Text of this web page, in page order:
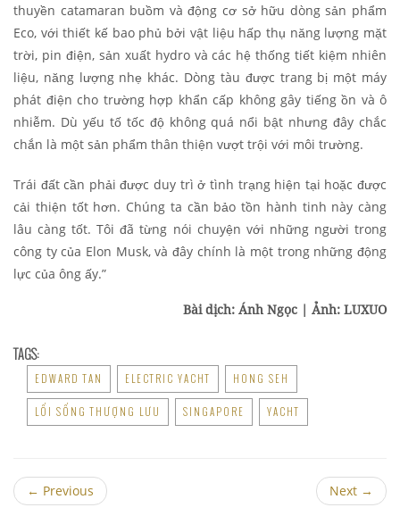
thuyền catamaran buồm và động cơ sở hữu dòng sản phẩm
Eco, với thiết kế bao phủ bởi vật liệu hấp thụ năng lượng mặt
trời, pin điện, sản xuất hydro và các hệ thống tiết kiệm nhiên
liệu, năng lượng nhẹ khác. Dòng tàu được trang bị một máy
phát điện cho trường hợp khẩn cấp không gây tiếng ồn và ô
nhiễm. Dù yếu tố tốc độ không quá nổi bật nhưng đây chắc
chắn là một sản phẩm thân thiện vượt trội với môi trường.
Trái đất cần phải được duy trì ở tình trạng hiện tại hoặc được
cải thiện tốt hơn. Chúng ta cần bảo tồn hành tinh này càng
lâu càng tốt. Tôi đã từng nói chuyện với những người trong
công ty của Elon Musk, và đây chính là một trong những động
lực của ông ấy.”
Bài dịch: Ánh Ngọc | Ảnh: LUXUO
TAGS:
EDWARD TAN ELECTRIC YACHT HONG SEH
LỐI SỐNG THƯỢNG LƯU SINGAPORE YACHT
← Previous Next →